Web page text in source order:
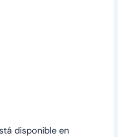
disponible en